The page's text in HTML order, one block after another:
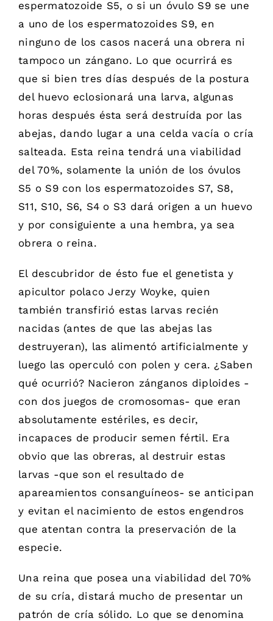
espermatozoide S5, o si un óvulo S9 se une
a uno de los espermatozoides S9, en
ninguno de los casos nacerá una obrera ni
tampoco un zángano. Lo que ocurrirá es
que si bien tres días después de la postura
del huevo eclosionará una larva, algunas
horas después ésta será destruída por las
abejas, dando lugar a una celda vacía o cría
salteada. Esta reina tendrá una viabilidad
del 70%, solamente la unión de los óvulos
S5 o S9 con los espermatozoides S7, S8,
S11, S10, S6, S4 o S3 dará origen a un huevo
y por consiguiente a una hembra, ya sea
obrera o reina.
El descubridor de ésto fue el genetista y
apicultor polaco Jerzy Woyke, quien
también transfirió estas larvas recién
nacidas (antes de que las abejas las
destruyeran), las alimentó artificialmente y
luego las operculó con polen y cera. ¿Saben
qué ocurrió? Nacieron zánganos diploides -
con dos juegos de cromosomas- que eran
absolutamente estériles, es decir,
incapaces de producir semen fértil. Era
obvio que las obreras, al destruir estas
larvas -que son el resultado de
apareamientos consanguíneos- se anticipan
y evitan el nacimiento de estos engendros
que atentan contra la preservación de la
especie.
Una reina que posea una viabilidad del 70%
de su cría, distará mucho de presentar un
patrón de cría sólido. Lo que se denomina